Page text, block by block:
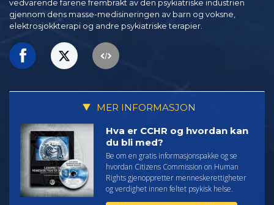
vedvarende farene frembrakt av den psykiatriske industrien
gjennom dens masse-medisineringen av barn og voksne,
elektrosjokkterapi og andre psykiatriske terapier.
MER INFORMASJON
Hva er CCHR og hvordan kan
du bli med?
Be om en gratis informasjonspakke og se
hvordan Citizens Commission on Human
Rights gjenoppretter menneskerettigheter
og verdighet innen feltet psykisk helse.